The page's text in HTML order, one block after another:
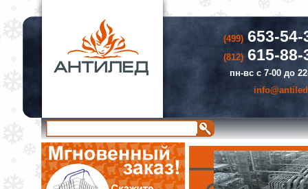
(499)653-54-
(812)615-88-
пн-вс с 7-00 до